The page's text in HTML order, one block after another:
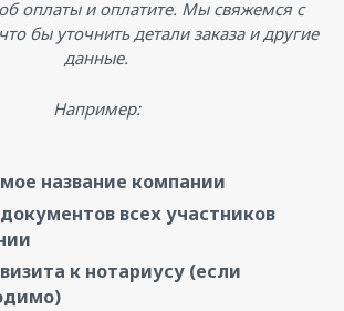
оплаты и оплатите. Мы свяжемся с
бы уточнить детали заказа и другие
данные.
Например:
название компании
всех участников
к нотариусу (если